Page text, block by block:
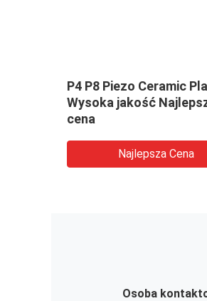
P4 P8 Piezo Ceramic
Wysoka jakość
cena
Najlepsza Cena
Osoba